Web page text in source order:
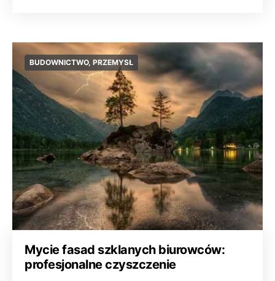
BUDOWNICTWO, PRZEMYSŁ
Mycie fasad szklanych biurowców:
profesjonalne czyszczenie